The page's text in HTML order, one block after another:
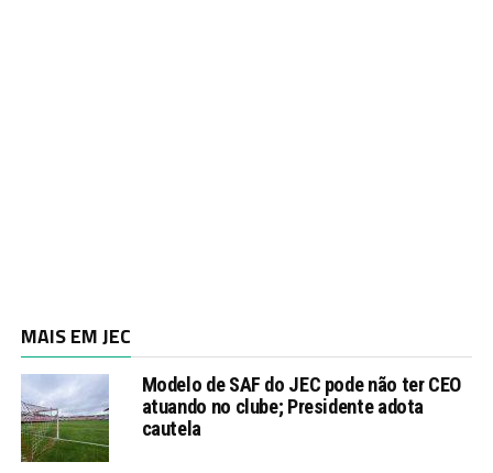
MAIS EM JEC
Modelo de SAF do JEC pode não ter CEO
atuando no clube; Presidente adota
cautela